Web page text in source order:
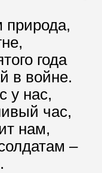
природа,
года
в войне.
у нас,
час,
нам,
–